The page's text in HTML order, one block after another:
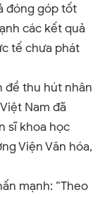
đóng góp tốt
các kết quả
tế chưa phát
đề thu hút nhân
Nam đã
sĩ khoa học
Viện Văn hóa,
mạnh: “Theo